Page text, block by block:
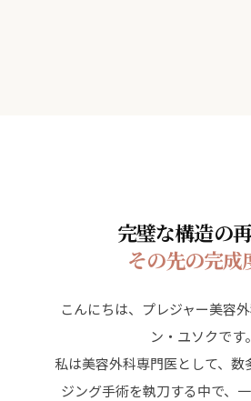
完璧な構造の再
その先の完成
こんにちは、プレジャー美容
ン・ユソクです。
私は美容外科専門医として、数
ジング手術を執刀する中で、